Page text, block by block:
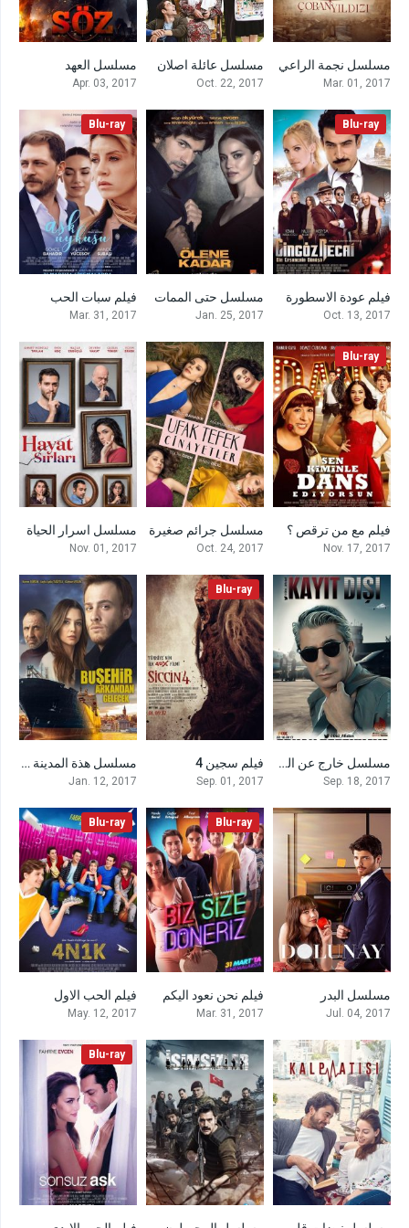
7.3
مسلسل نجمة الراعي
Mar. 01, 2017
7.7
مسلسل عائلة اصلان
Oct. 22, 2017
مسلسل العهد
Apr. 03, 2017
4.8
Blu-ray
فيلم عودة الاسطورة
Oct. 13, 2017
6.5
مسلسل حتى الممات
Jan. 25, 2017
Blu-ray
فيلم سبات الحب
Mar. 31, 2017
5.6
Blu-ray
فيلم مع من ترقص ؟
Nov. 17, 2017
6.2
مسلسل جرائم صغيرة
Oct. 24, 2017
8.4
مسلسل اسرار الحياة
Nov. 01, 2017
4
مسلسل خارج عن القانون
Sep. 18, 2017
Blu-ray
فيلم سجين 4
Sep. 01, 2017
7.8مسلسل هذة المدينة ستلاحقك
Jan. 12, 2017
مسلسل البدر
Jul. 04, 2017
5.8
Blu-ray
فيلم نحن نعود اليكم
Mar. 31, 2017
Blu-ray
فيلم الحب الاول
May. 12, 2017
Blu-ray